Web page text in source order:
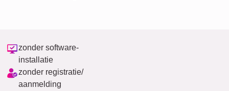
zonder software-
installatie
zonder registratie/
aanmelding